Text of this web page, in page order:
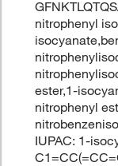
nitrophenyl
ester,1-
nitrophenyl
IUPAC: 1-